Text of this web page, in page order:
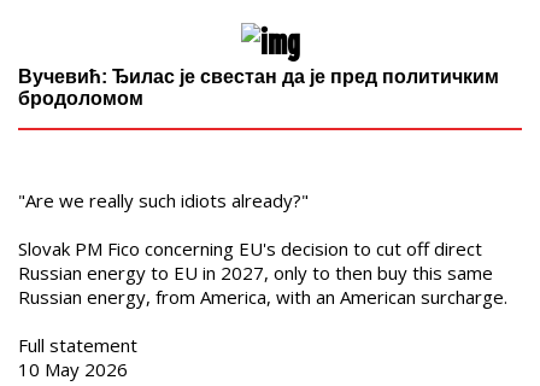
Вучевић: Ђилас је свестан да је пред политичким
бродоломом
"Are we really such idiots already?"
Slovak PM Fico concerning EU's decision to cut off direct
Russian energy to EU in 2027, only to then buy this same
Russian energy, from America, with an American surcharge.
Full statement
10 May 2026